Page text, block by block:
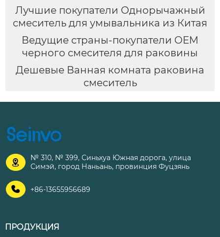
Лучшие покупатели Однорычажный
смеситель для умывальника из Китая
Ведущие страны-покупатели OEM
черного смесителя для раковины
Дешевые Ванная комната раковина
смеситель

№ 310, № 399, Синьхуа Южная дорога, улица
Симэй, город Наньань, провинция Фуцзянь
 +86-13655956689
ПРОДУКЦИЯ